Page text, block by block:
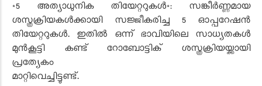
*5 അത്യാധുനിക തിയേറ്ററുകൾ*: സങ്കീർണ്ണമായ
ശസ്ത്രക്രിയകൾക്കായി സജ്ജീകരിച്ച 5 ഓപ്പറേഷൻ
തിയേറ്ററുകൾ. ഇതിൽ ഒന്ന് ഭാവിയിലെ സാധ്യതകൾ
മുൻകൂട്ടി കണ്ട് റോബോട്ടിക് ശസ്ത്രക്രിയയ്ക്കായി
പ്രത്യേകം
മാറ്റിവെച്ചിട്ടുണ്ട്.